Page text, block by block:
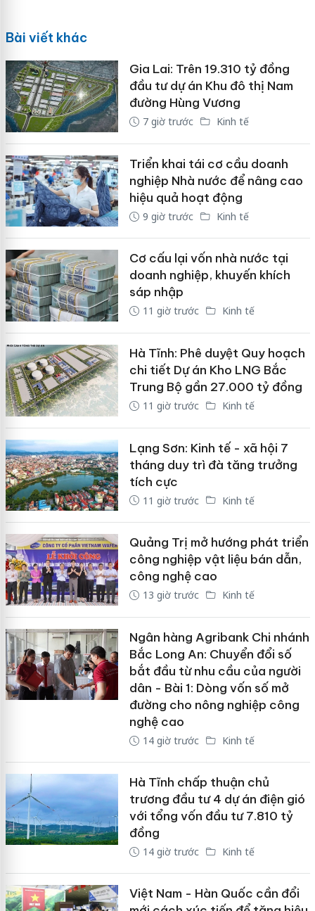
Bài viết khác
Gia Lai: Trên 19.310 tỷ đồng
đầu tư dự án Khu đô thị Nam
đường Hùng Vương
7 giờ trước Kinh tế
Triển khai tái cơ cầu doanh
nghiệp Nhà nước để nâng cao
hiệu quả hoạt động
9 giờ trước Kinh tế
Cơ cấu lại vốn nhà nước tại
doanh nghiệp, khuyến khích
sáp nhập
11 giờ trước Kinh tế
Hà Tĩnh: Phê duyệt Quy hoạch
chi tiết Dự án Kho LNG Bắc
Trung Bộ gần 27.000 tỷ đồng
11 giờ trước Kinh tế
Lạng Sơn: Kinh tế - xã hội 7
tháng duy trì đà tăng trưởng
tích cực
11 giờ trước Kinh tế
Quảng Trị mở hướng phát triển
công nghiệp vật liệu bán dẫn,
công nghệ cao
13 giờ trước Kinh tế
Ngân hàng Agribank Chi nhánh
Bắc Long An: Chuyển đổi số
bắt đầu từ nhu cầu của người
dân - Bài 1: Dòng vốn số mở
đường cho nông nghiệp công
nghệ cao
14 giờ trước Kinh tế
Hà Tĩnh chấp thuận chủ
trương đầu tư 4 dự án điện gió
với tổng vốn đầu tư 7.810 tỷ
đồng
14 giờ trước Kinh tế
Việt Nam - Hàn Quốc cần đổi